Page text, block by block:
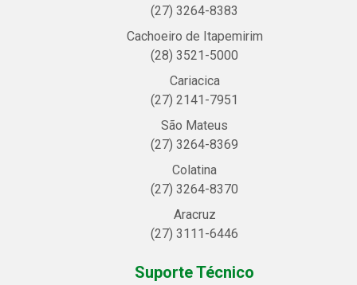
(27) 3264-8383
Cachoeiro de Itapemirim
(28) 3521-5000
Cariacica
(27) 2141-7951
São Mateus
(27) 3264-8369
Colatina
(27) 3264-8370
Aracruz
(27) 3111-6446
Suporte Técnico